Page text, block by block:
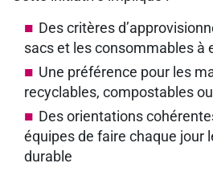
Des critères
sacs et les consommables à
Une préférence pour les
recyclables, compostables
Des orientations
équipes de faire chaque jour
durable